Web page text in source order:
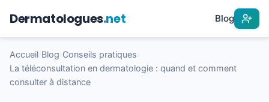
Dermatologues.net Blog
Accueil Blog Conseils pratiques
La téléconsultation en dermatologie : quand et comment
consulter à distance